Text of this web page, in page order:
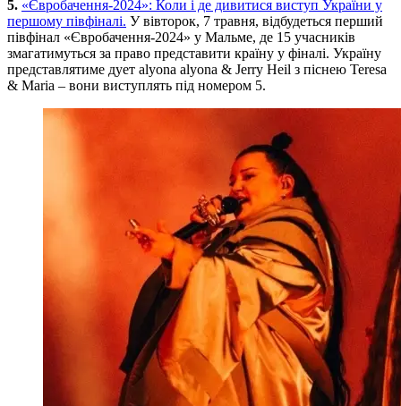
5. «Євробачення-2024»: Коли і де дивитися виступ України у
першому півфіналі. У вівторок, 7 травня, відбудеться перший
півфінал «Євробачення-2024» у Мальме, де 15 учасників
змагатимуться за право представити країну у фіналі. Україну
представлятиме дует alyona alyona & Jerry Heil з піснею Teresa
& Maria – вони виступлять під номером 5.